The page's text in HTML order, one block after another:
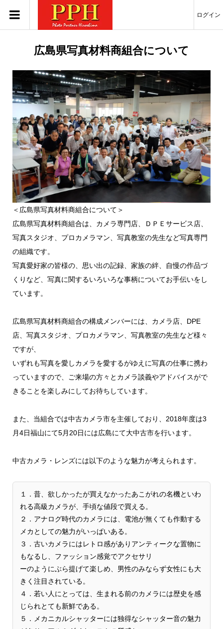
ログイン
広島県写真材料商組合について
＜広島県写真材料商組合について＞
広島県写真材料商組合は、カメラ専門店、ＤＰＥサービス店、
写真スタジオ、プロカメラマン、写真教室の先生など写真専門
の組織です。
写真愛好家の皆様の、思い出の記録、家族の絆、自慢の作品づ
くりなど、写真に関するいろいろな事柄についてお手伝いをし
ています。
広島県写真材料商組合の構成メンバーには、カメラ店、DPE
店、写真スタジオ、プロカメラマン、写真教室の先生など様々
ですが、
いずれも写真を愛しカメラを愛するがゆえに写真の仕事に携わ
っていますので、ご来場の方々とカメラ談義やアドバイスがで
きることを楽しみにしてお待ちしています。
また、当組合では中古カメラ市を主催しており、2018年度は3
月4日福山にて5月20日には広島にて大中古市を行います。
中古カメラ・レンズには以下のような魅力が考えられます。
１．昔、欲しかったが買えなかったあこがれの名機といわ
れる高級カメラが、手頃な値段で買える。
２．アナログ時代のカメラには、電池が無くても作動する
メカとしての魅力がいっぱいある。
３．古いカメラにはレトロ感がありアンティークな置物に
もなるし、ファッション感覚でアクセサリ
ーのようにぶら提げて楽しめ、男性のみならず女性にも大
きく注目されている。
４．若い人にとっては、生まれる前のカメラには歴史を感
じられとても新鮮である。
５．メカニカルシャッターには独得なシャッター音の魅力